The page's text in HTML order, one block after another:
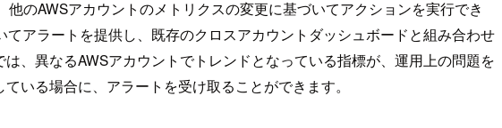
のAWSアカウントのメトリクスの変更に基づいてアクションを実行でき
アラートを提供し、既存のクロスアカウントダッシュボードと組み合わせ
、異なるAWSアカウントでトレンドとなっている指標が、運用上の問題を
いる場合に、アラートを受け取ることができます。